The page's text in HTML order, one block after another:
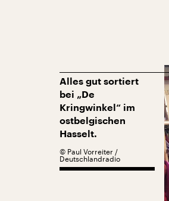
Alles gut sortiert
bei „De
Kringwinkel“ im
ostbelgischen
Hasselt.
© Paul Vorreiter /
Deutschlandradio